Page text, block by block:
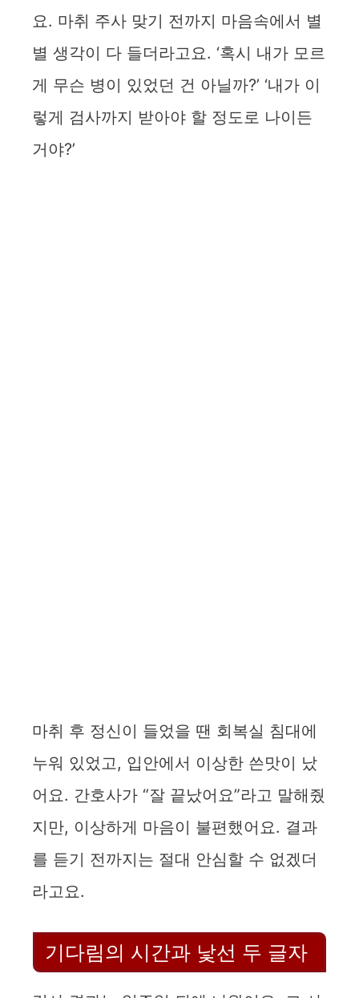
요. 마취 주사 맞기 전까지 마음속에서 별
별 생각이 다 들더라고요. ‘혹시 내가 모르
게 무슨 병이 있었던 건 아닐까?’ ‘내가 이
렇게 검사까지 받아야 할 정도로 나이든
거야?’
마취 후 정신이 들었을 땐 회복실 침대에
누워 있었고, 입안에서 이상한 쓴맛이 났
어요. 간호사가 “잘 끝났어요”라고 말해줬
지만, 이상하게 마음이 불편했어요. 결과
를 듣기 전까지는 절대 안심할 수 없겠더
라고요.
기다림의 시간과 낯선 두 글자